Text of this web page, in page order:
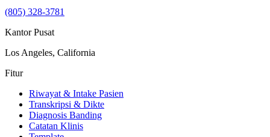
(805) 328-3781
Kantor Pusat
Los Angeles, California
Fitur
Riwayat & Intake Pasien
Transkripsi & Dikte
Diagnosis Banding
Catatan Klinis